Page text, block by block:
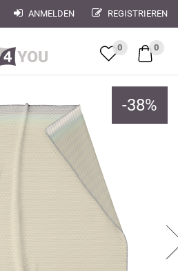
ANMELDEN REGISTRIEREN
0 0
-38%